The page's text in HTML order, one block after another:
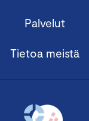
Palvelut
Tietoa meistä